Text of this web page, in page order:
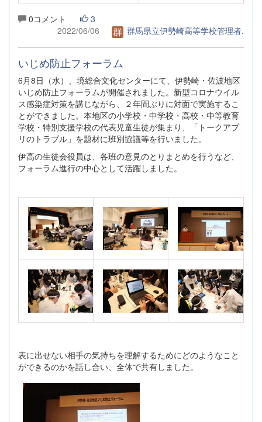
0コメント
3
2022/06/06
群馬県立伊勢崎高等学校管理者.
いじめ防止フォーラム
6月8日（水）、境総合文化センターにて、伊勢崎・佐波地区
いじめ防止フォーラムが開催されました。新型コロナウイル
ス感染症対策を講じながら、２年間ぶりに対面で実施するこ
とができました。本地区の小学校・中学校・高校・中等教育
学校・特別支援学校の代表児童生徒が集まり、「トークアプ
リのトラブル」を題材に班別協議等を行いました。
伊高の生徒会役員は、各班の意見のとりまとめを行うなど、
フォーラム進行の中心として活躍しました。
表に出せない相手の気持ちを理解するためにどのようなこと
ができるのかを話し合い、全体で共有しました。